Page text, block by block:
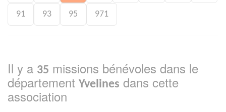
91 93 95 971
Il y a 35 missions bénévoles dans le
département Yvelines dans cette
association